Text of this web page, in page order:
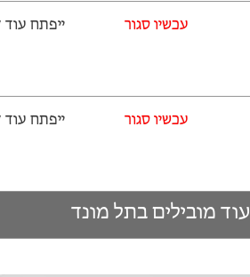
עכשיו סגור ייפתח עוד 7 שעות ‫ו-46 דקות
עכשיו סגור ייפתח עוד 7 שעות ‫ו-46 דקות
עוד מובילים בתל מונד